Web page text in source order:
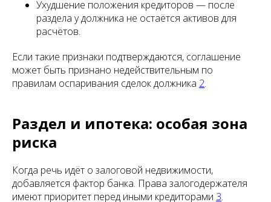
Ухудшение положения кредиторов — после
раздела у должника не остаётся активов для
расчётов.
Если такие признаки подтверждаются, соглашение
может быть признано недействительным по
правилам оспаривания сделок должника 2.
Раздел и ипотека: особая зона
риска
Когда речь идёт о залоговой недвижимости,
добавляется фактор банка. Права залогодержателя
имеют приоритет перед иными кредиторами 3.